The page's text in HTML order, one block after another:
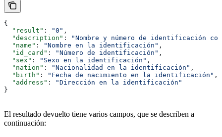
{
  "result"
: "0" ,
  "description"
:
"Nombre y número de identificación
  "name"
: "Nombre en la identificación" ,
  "id_card"
: "Número de identificación" ,
  "sex"
: "Sexo en la identificación" ,
  "nation"
: "Nacionalidad en la identificación" ,
  "birth"
: "Fecha de nacimiento en la identificación" ,
  "address"
:
"Dirección en la identificación"
}
El resultado devuelto tiene varios campos, que se describen a
continuación: